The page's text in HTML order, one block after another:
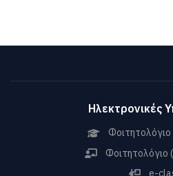
Ηλεκτρονικές
Φοιτητολόγιο
e-